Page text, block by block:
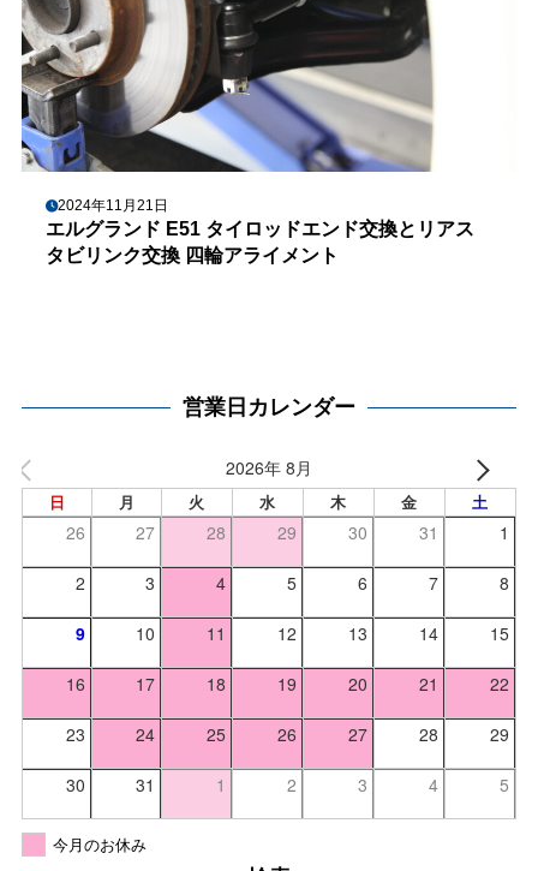
2024年11月21日
エルグランド E51 タイロッドエンド交換とリアス
タビリンク交換 四輪アライメント
営業日カレンダー
2026年 8月
日 月 火 水 木 金 土
26 27 28 29 30 31 1
2 3 4 5 6 7 8
9 10 11 12 13 14 15
16 17 18 19 20 21 22
23 24 25 26 27 28 29
30 31 1 2 3 4 5
今月のお休み